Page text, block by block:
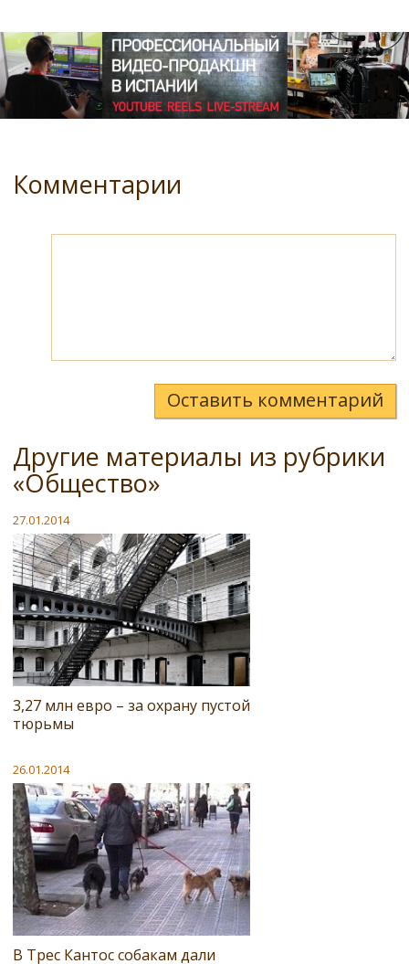
Комментарии
Оставить комментарий
Другие материалы из рубрики
«Общество»
27.01.2014
3,27 млн евро – за охрану пустой
тюрьмы
26.01.2014
В Трес Кантос собакам дали